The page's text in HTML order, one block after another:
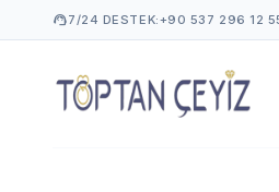
support_agent7/24 DESTEK:+90 537 296 12